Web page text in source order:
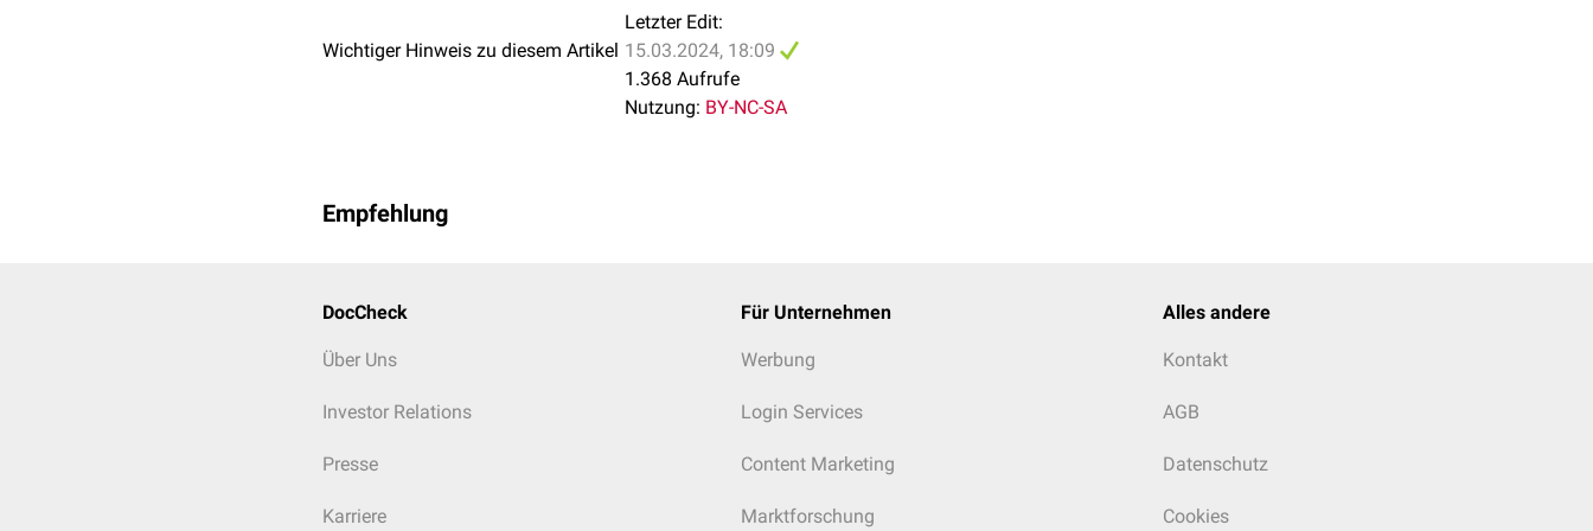
Wichtiger Hinweis zu diesem Artikel
Letzter Edit:
15.03.2024, 18:09
1.368 Aufrufe
Nutzung: BY-NC-SA
Empfehlung
DocCheck
Über Uns
Investor Relations
Presse
Karriere
Für Unternehmen
Werbung
Login Services
Content Marketing
Marktforschung
Alles andere
Kontakt
AGB
Datenschutz
Cookies